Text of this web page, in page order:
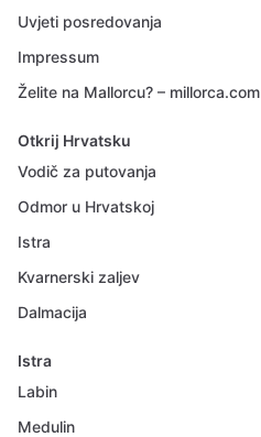
Uvjeti posredovanja
Impressum
Želite na Mallorcu? – millorca.com
Otkrij Hrvatsku
Vodič za putovanja
Odmor u Hrvatskoj
Istra
Kvarnerski zaljev
Dalmacija
Istra
Labin
Medulin